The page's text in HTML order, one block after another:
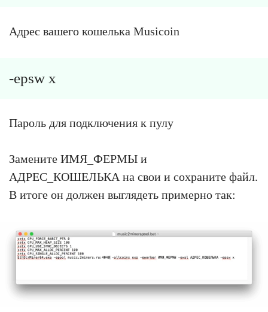
Адрес вашего кошелька Musicoin
-epsw x
Пароль для подключения к пулу
Замените ИМЯ_ФЕРМЫ и
АДРЕС_КОШЕЛЬКА на свои и сохраните файл.
В итоге он должен выглядеть примерно так: